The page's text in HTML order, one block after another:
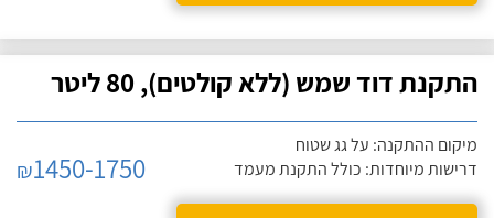
התקנת דוד שמש (ללא קולטים), 80 ליטר
מיקום ההתקנה: על גג שטוח
דרישות מיוחדות: כולל התקנת מעמד
₪1450-1750